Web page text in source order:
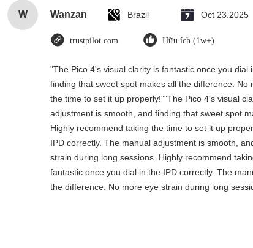
W Wanzan Brazil Oct 23.2025
trustpilot.com Hữu ích (1w+)
"The Pico 4's visual clarity is fantastic once you
finding that sweet spot makes all the difference.
the time to set it up properly!""The Pico 4's visual
adjustment is smooth, and finding that sweet spot
Highly recommend taking the time to set it up
IPD correctly. The manual adjustment is smooth,
strain during long sessions. Highly recommend
fantastic once you dial in the IPD correctly. The
the difference. No more eye strain during long